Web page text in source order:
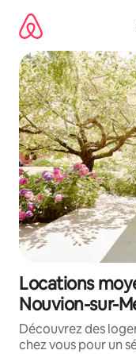
directement
contenu
Locations
Nouvion-sur-
Découvrez des
chez vous pour un